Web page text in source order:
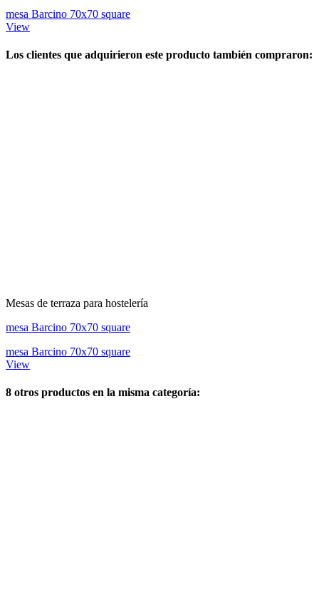
mesa Barcino 70x70 square
View
Los clientes que adquirieron este producto también compraron:
Mesas de terraza para hostelería
mesa Barcino 70x70 square
mesa Barcino 70x70 square
View
8 otros productos en la misma categoría: